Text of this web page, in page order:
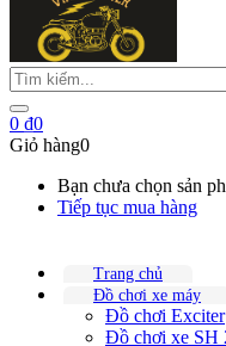
0 ₫0
Giỏ hàng0
Bạn chưa chọn sản
Tiếp tục mua hàng
Trang chủ
Đồ chơi xe máy
Đồ chơi Exciter
Đồ chơi xe SH